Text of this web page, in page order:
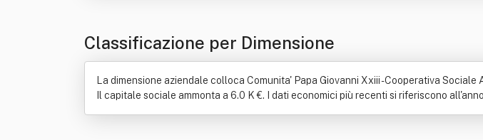
Classificazione per Dimensione
La dimensione aziendale colloca Comunita' Papa Giovanni Xxiii - Cooperativa
Il capitale sociale ammonta a 6.0 K €. I dati economici più recenti si riferiscono